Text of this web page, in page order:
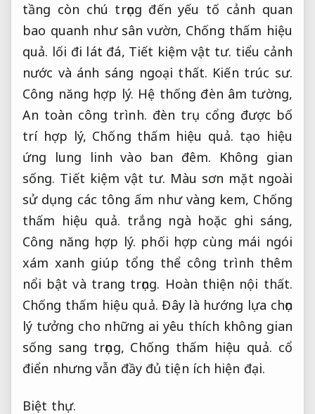
tầng còn chú trọng đến yếu tố cảnh quan
bao quanh như sân vườn, Chống thấm hiệu
quả. lối đi lát đá, Tiết kiệm vật tư. tiểu cảnh
nước và ánh sáng ngoại thất. Kiến trúc sư.
Công năng hợp lý. Hệ thống đèn âm tường,
An toàn công trình. đèn trụ cổng được bố
trí hợp lý, Chống thấm hiệu quả. tạo hiệu
ứng lung linh vào ban đêm. Không gian
sống. Tiết kiệm vật tư. Màu sơn mặt ngoài
sử dụng các tông ấm như vàng kem, Chống
thấm hiệu quả. trắng ngà hoặc ghi sáng,
Công năng hợp lý. phối hợp cùng mái ngói
xám xanh giúp tổng thể công trình thêm
nổi bật và trang trọng. Hoàn thiện nội thất.
Chống thấm hiệu quả. Đây là hướng lựa chọn
lý tưởng cho những ai yêu thích không gian
sống sang trọng, Chống thấm hiệu quả. cổ
điển nhưng vẫn đầy đủ tiện ích hiện đại.
Biệt thự.